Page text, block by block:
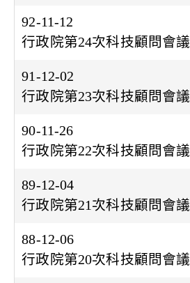
92-11-12
行政院第24次科技顧問會議
91-12-02
行政院第23次科技顧問會議
90-11-26
行政院第22次科技顧問會議
89-12-04
行政院第21次科技顧問會議
88-12-06
行政院第20次科技顧問會議